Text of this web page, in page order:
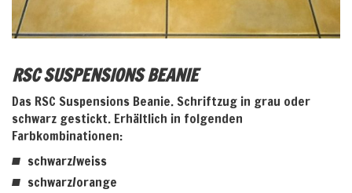
RSC SUSPENSIONS BEANIE
Das RSC Suspensions Beanie. Schriftzug in grau oder
schwarz gestickt. Erhältlich in folgenden
Farbkombinationen:
schwarz/weiss
schwarz/orange